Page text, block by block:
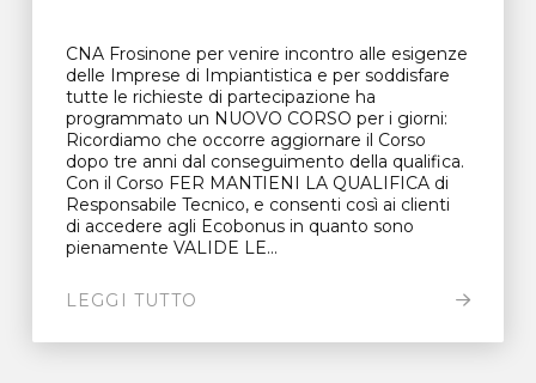
CNA Frosinone per venire incontro alle esigenze
delle Imprese di Impiantistica e per soddisfare
tutte le richieste di partecipazione ha
programmato un NUOVO CORSO per i giorni:
Ricordiamo che occorre aggiornare il Corso
dopo tre anni dal conseguimento della qualifica.
Con il Corso FER MANTIENI LA QUALIFICA di
Responsabile Tecnico, e consenti così ai clienti
di accedere agli Ecobonus in quanto sono
pienamente VALIDE LE...
LEGGI TUTTO